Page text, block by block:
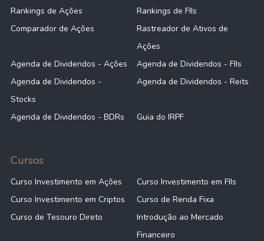
Rankings de Ações
Rankings de FIIs
Comparador de Ações
Rastreador de Ativos de
Ações
Agenda de Dividendos - Ações
Agenda de Dividendos - FIIs
Agenda de Dividendos -
Stocks
Agenda de Dividendos - Reits
Agenda de Dividendos - BDRs Guia do IRPF
Cursos
Curso Investimento em Ações
Curso Investimento em FIIs
Curso Investimento em Criptos
Curso de Renda Fixa
Curso de Tesouro Direto
Introdução ao Mercado
Financeiro